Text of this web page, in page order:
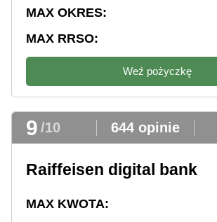
MAX OKRES:
MAX RRSO:
Weź pożyczkę
Raiffeisen digital bank
MAX KWOTA:
9 /10 644 opinie